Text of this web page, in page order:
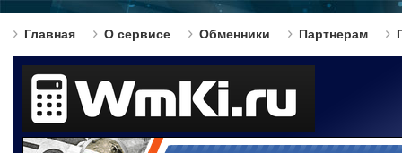
Главная О сервисе Обменники Партнерам